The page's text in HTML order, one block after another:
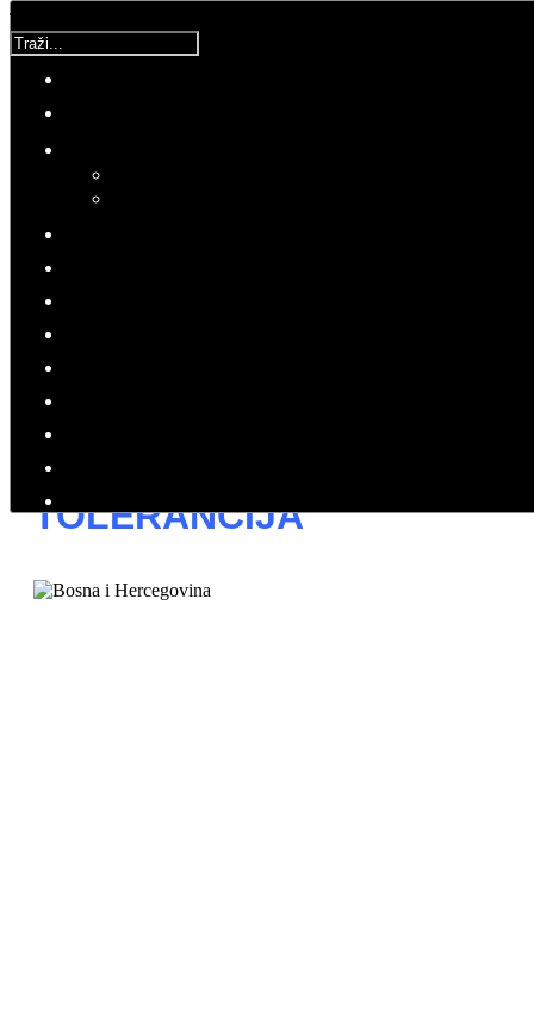
Traži...
Molimo ocijenite
PRESS
KOMENTAR
Bili smo prisiljeni stati u obranu
domovine i zavičaja!
TOLERANCIJA